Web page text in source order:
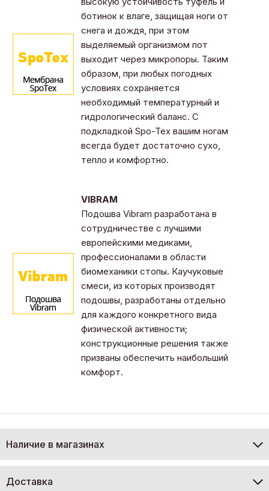
ботинок к влаге, защищая ноги от
снега и дождя, при этом
выделяемый организмом пот
выходит через микропоры. Таким
образом, при любых погодных
условиях сохраняется
необходимый температурный и
гидрологический баланс. С
подкладкой Spo-Tex вашим ногам
всегда будет достаточно сухо,
тепло и комфортно.
VIBRAM
Подошва Vibram разработана в
сотрудничестве с лучшими
европейскими медиками,
профессионалами в области
биомеханики стопы. Каучуковые
смеси, из которых производят
подошвы, разработаны отдельно
для каждого конкретного вида
физической активности;
конструкционные решения также
призваны обеспечить наибольший
комфорт.
Наличие в магазинах
Доставка